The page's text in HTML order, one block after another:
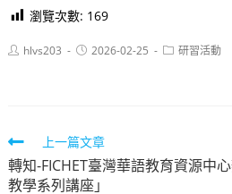
瀏覽次數: 169
Posthlvs203
Post2026-02-25
Post研習活動
Read
more
上一篇文章
轉知-FICHET臺灣華語教育資源中
教學系列講座」